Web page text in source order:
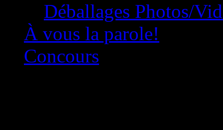
Déballages Photos/
À vous la parole!
Concours